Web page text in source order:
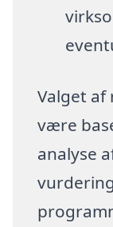
Valget
være
analyse